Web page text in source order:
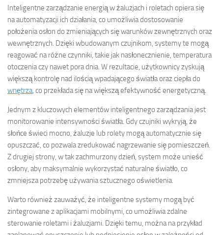
Inteligentne zarządzanie energią w żaluzjach i roletach opiera się
na automatyzacji ich działania, co umożliwia dostosowanie
położenia osłon do zmieniających się warunków zewnętrznych oraz
wewnętrznych. Dzięki wbudowanym czujnikom, systemy te mogą
reagować na różne czynniki, takie jak nasłonecznienie, temperatura
otoczenia czy nawet pora dnia. W rezultacie, użytkownicy zyskują
większą kontrolę nad ilością wpadającego światła oraz ciepła do
wnętrza, co przekłada się na większą efektywność energetyczną.
Jednym z kluczowych elementów inteligentnego zarządzania jest
monitorowanie intensywności światła. Gdy czujniki wykryją, że
słońce świeci mocno, żaluzje lub rolety mogą automatycznie się
opuszczać, co pozwala zredukować nagrzewanie się pomieszczeń.
Z drugiej strony, w tak zachmurzony dzień, system może unieść
osłony, aby maksymalnie wykorzystać naturalne światło, co
zmniejsza potrzebę używania sztucznego oświetlenia.
Warto również zauważyć, że inteligentne systemy mogą być
zintegrowane z aplikacjami mobilnymi, co umożliwia zdalne
sterowanie roletami i żaluzjami. Dzięki temu, można na przykład